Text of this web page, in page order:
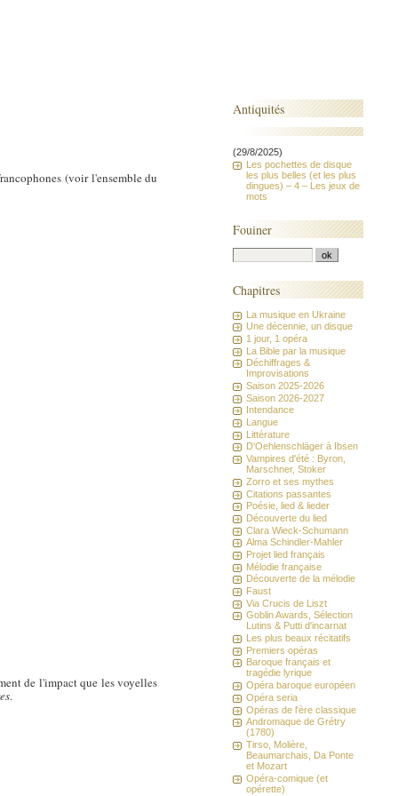
(voir l'ensemble du
de l'impact que les voyelles
.
Antiquités
(29/8/2025)
Les pochettes de disque
les plus belles (et les plus
dingues) – 4 – Les jeux de
mots
Fouiner
Chapitres
La musique en Ukraine
Une décennie, un disque
1 jour, 1 opéra
La Bible par la musique
Déchiffrages &
Improvisations
Saison 2025-2026
Saison 2026-2027
Intendance
Langue
Littérature
D'Oehlenschläger à Ibsen
Vampires d'été : Byron,
Marschner, Stoker
Zorro et ses mythes
Citations passantes
Poésie, lied & lieder
Découverte du lied
Clara Wieck-Schumann
Alma Schindler-Mahler
Projet lied français
Mélodie française
Découverte de la mélodie
Faust
Via Crucis de Liszt
Goblin Awards, Sélection
Lutins & Putti d'incarnat
Les plus beaux récitatifs
Premiers opéras
Baroque français et
tragédie lyrique
Opéra baroque européen
Opéra seria
Opéras de l'ère classique
Andromaque de Grétry
(1780)
Tirso, Molière,
Beaumarchais, Da Ponte
et Mozart
Opéra-comique (et
opérette)